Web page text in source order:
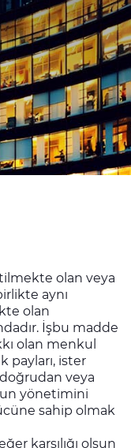
olan veya
aynı
olan
İşbu madde
olan menkul
payları, ister
veya
yönetimini
sahip olmak
karşılığı olsun